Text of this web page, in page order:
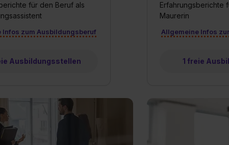
für den Beruf als
Infos zum Ausbildungsberuf
Ausbildungsstellen
Erfahrungsberichte
Maurerin
Allgemeine Infos
1 freie